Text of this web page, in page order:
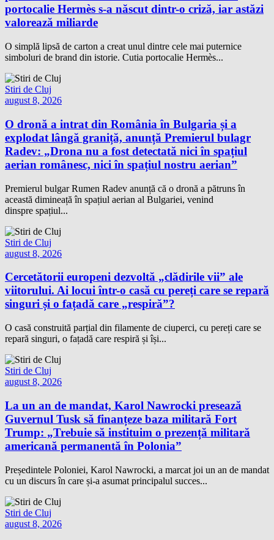
portocalie Hermès s-a născut dintr-o criză, iar astăzi
valorează miliarde
O simplă lipsă de carton a creat unul dintre cele mai puternice
simboluri de brand din istorie. Cutia portocalie Hermès...
Stiri de Cluj
august 8, 2026
O dronă a intrat din România în Bulgaria și a
explodat lângă graniță, anunță Premierul bulagr
Radev: „Drona nu a fost detectată nici în spațiul
aerian românesc, nici în spațiul nostru aerian”
Premierul bulgar Rumen Radev anunță că o dronă a pătruns în
această dimineață în spațiul aerian al Bulgariei, venind
dinspre spațiul...
Stiri de Cluj
august 8, 2026
Cercetătorii europeni dezvoltă „clădirile vii” ale
viitorului. Ai locui într-o casă cu pereți care se repară
singuri și o fațadă care „respiră”?
O casă construită parțial din filamente de ciuperci, cu pereți care se
repară singuri, o fațadă care respiră și își...
Stiri de Cluj
august 8, 2026
La un an de mandat, Karol Nawrocki presează
Guvernul Tusk să finanțeze baza militară Fort
Trump: „Trebuie să instituim o prezență militară
americană permanentă în Polonia”
Președintele Poloniei, Karol Nawrocki, a marcat joi un an de mandat
cu un discurs în care și-a asumat principalul succes...
Stiri de Cluj
august 8, 2026